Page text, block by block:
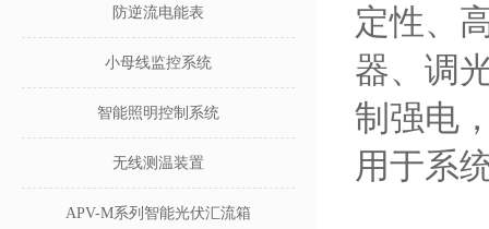
防逆流电能表
小母线监控系统
智能照明控制系统
无线测温装置
APV-M系列智能光伏汇流箱
定性、
器、调
制强电
用于系